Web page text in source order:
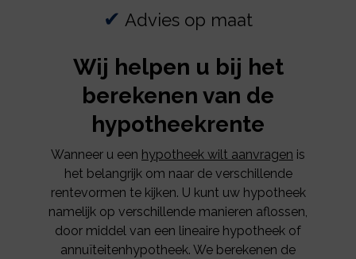
✔ Advies op maat
Wij helpen u bij het
berekenen van de
hypotheekrente
Wanneer u een hypotheek wilt aanvragen is
het belangrijk om naar de verschillende
rentevormen te kijken. U kunt uw hypotheek
namelijk op verschillende manieren aflossen,
door middel van een lineaire hypotheek of
annuïteitenhypotheek. We berekenen de